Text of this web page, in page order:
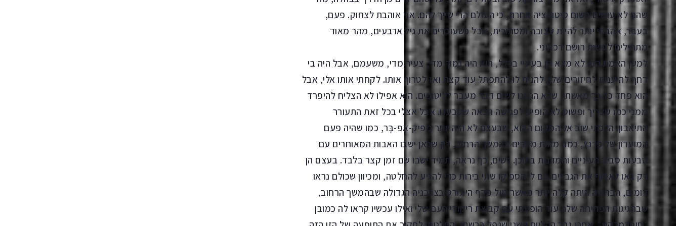
שהם לא עושים בשום סיטואציה אחרת, כי העולם הרי שייך להם. אני אוהבת לצחוק. פעם,
בעבר, אהבתי יותר להיות עצובה ומסתורית, אבל כשעוברים את גיל ארבעים, מהר מאוד
מתחילים לעשות רושם דכאוני.
למען האמת הוא לא מצא חן בעיניי בכלל, הוא היה נמוך מדי, צעיר מדי, משעמם, אבל היה בי
דחף להיענות לחיזורים שלו, להניח לו להתפתל עוד קצת ואז לטרוף אותו. לקחתי אותו אלי, אבל
הוא פחד כל כך מאשתו, שלא הגענו לשום דבר מעבר לליטופים. הוא אפילו לא הצליח להיפרד
ממני כמו שצריך ופשוט לא הופיע לפגישה הבאה שקבענו. אבל אצלי בכל זאת התעורר
התיאבון. הלכתי שוב אל המקום ההוא, שבעצם לא היה יותר מפּיק-אַפּ-בָּר, כמו שהיה פעם
המועדון של פרַנץ, כמה מאות מטרים בהמשך הרחוב, רק שכאן ישבו האבות המאוחרים עם
טבעות סביב העיניים וחמדנות בתוכן. נשים, כך נראה, תמיד ישבו שם זמן קצר בלבד. בעצם הן
רק באו לאסוף את הגברים. גם לי הספיקו שתי בירות כדי להגיע להחלטה, ומכיוון שכולם נראו
דומים, הבחירה היתה קלה יותר מאשר מול מדף היוגורט בצרכניה הגדולה שבהמשך הרחוב,
שבחגיגות הפתיחה שלה עוד הופעתי עם קבוצת ריקודי העם שלי ואילו עכשיו קראו לה כמובן